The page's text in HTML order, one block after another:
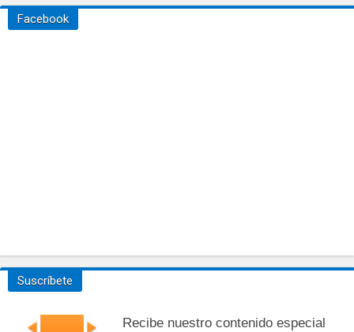
Facebook
Suscríbete
Recibe nuestro contenido especial